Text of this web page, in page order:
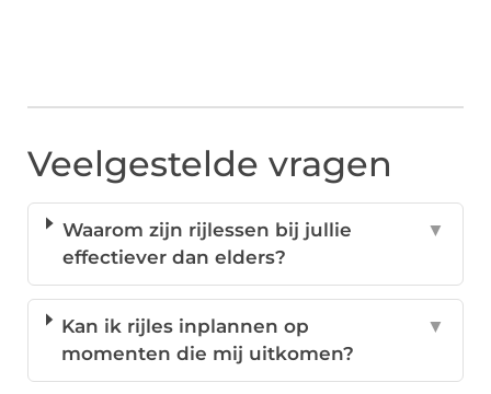
Veelgestelde vragen
Waarom zijn rijlessen bij jullie
effectiever dan elders?
▼
Kan ik rijles inplannen op
momenten die mij uitkomen?
▼